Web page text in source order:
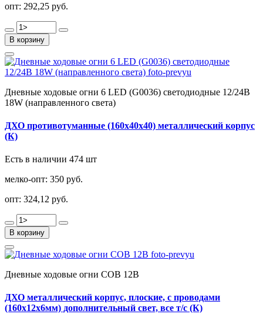
опт: 292,25 руб.
В корзину
Дневные ходовые огни 6 LED (G0036) светодиодные 12/24В
18W (направленного света)
ДХО противотуманные (160х40х40) металлический корпус
(К)
Есть в наличии 474 шт
мелко-опт: 350 руб.
опт: 324,12 руб.
В корзину
Дневные ходовые огни COB 12В
ДХО металлический корпус, плоские, с проводами
(160х12х6мм) дополнительный свет, все т/с (К)